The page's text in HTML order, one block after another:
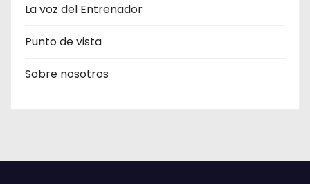
La voz del Entrenador
Punto de vista
Sobre nosotros